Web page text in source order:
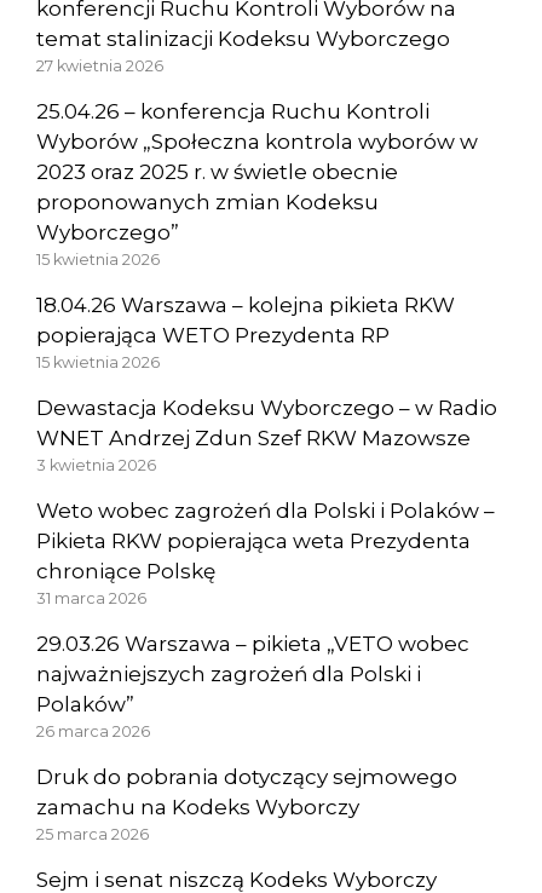
konferencji Ruchu Kontroli Wyborów na
temat stalinizacji Kodeksu Wyborczego
27 kwietnia 2026
25.04.26 – konferencja Ruchu Kontroli
Wyborów „Społeczna kontrola wyborów w
2023 oraz 2025 r. w świetle obecnie
proponowanych zmian Kodeksu
Wyborczego”
15 kwietnia 2026
18.04.26 Warszawa – kolejna pikieta RKW
popierająca WETO Prezydenta RP
15 kwietnia 2026
Dewastacja Kodeksu Wyborczego – w Radio
WNET Andrzej Zdun Szef RKW Mazowsze
3 kwietnia 2026
Weto wobec zagrożeń dla Polski i Polaków –
Pikieta RKW popierająca weta Prezydenta
chroniące Polskę
31 marca 2026
29.03.26 Warszawa – pikieta „VETO wobec
najważniejszych zagrożeń dla Polski i
Polaków”
26 marca 2026
Druk do pobrania dotyczący sejmowego
zamachu na Kodeks Wyborczy
25 marca 2026
Sejm i senat niszczą Kodeks Wyborczy